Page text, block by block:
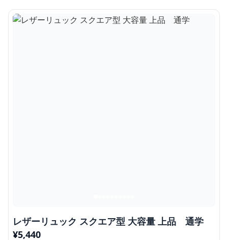
レザーリュック スクエア型 大容量 上品 通学
¥5,440